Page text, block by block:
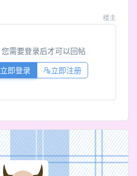
楼主
您需要登录后才可以回帖
立即登录
立即注册